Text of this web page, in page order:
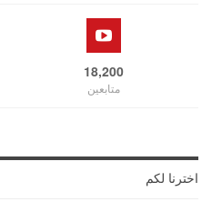
18,200
متابعين
اخترنا لكم